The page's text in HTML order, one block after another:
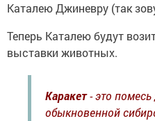
Каталею Джиневру (так
Теперь Каталею будут
выставки животных.
Каракет- это помесь
обыкновенной